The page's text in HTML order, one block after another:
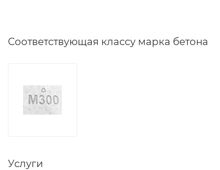
Соответствующая классу марка бетона
Услуги